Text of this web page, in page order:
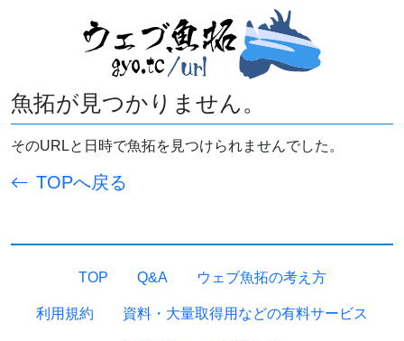
魚拓が見つかりません。
そのURLと日時で魚拓を見つけられませんでした。
TOPへ戻る
TOP Q&A ウェブ魚拓の考え方
利用規約 資料・大量取得用などの有料サービス